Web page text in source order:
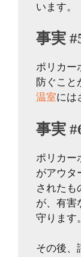
います。
事実
ポリカー
防ぐこと
温室には
事実
ポリカー
がアウタ
されたも
が、有害
守ります。
その後、